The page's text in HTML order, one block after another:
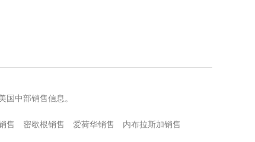
中部销售信息。
售 密歇根销售 爱荷华销售
内布拉斯加销售